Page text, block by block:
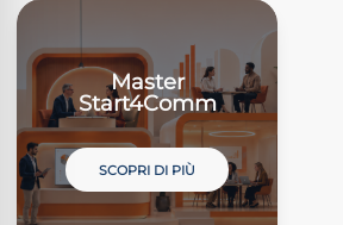
Master
Start4Comm
SCOPRI DI PIÙ